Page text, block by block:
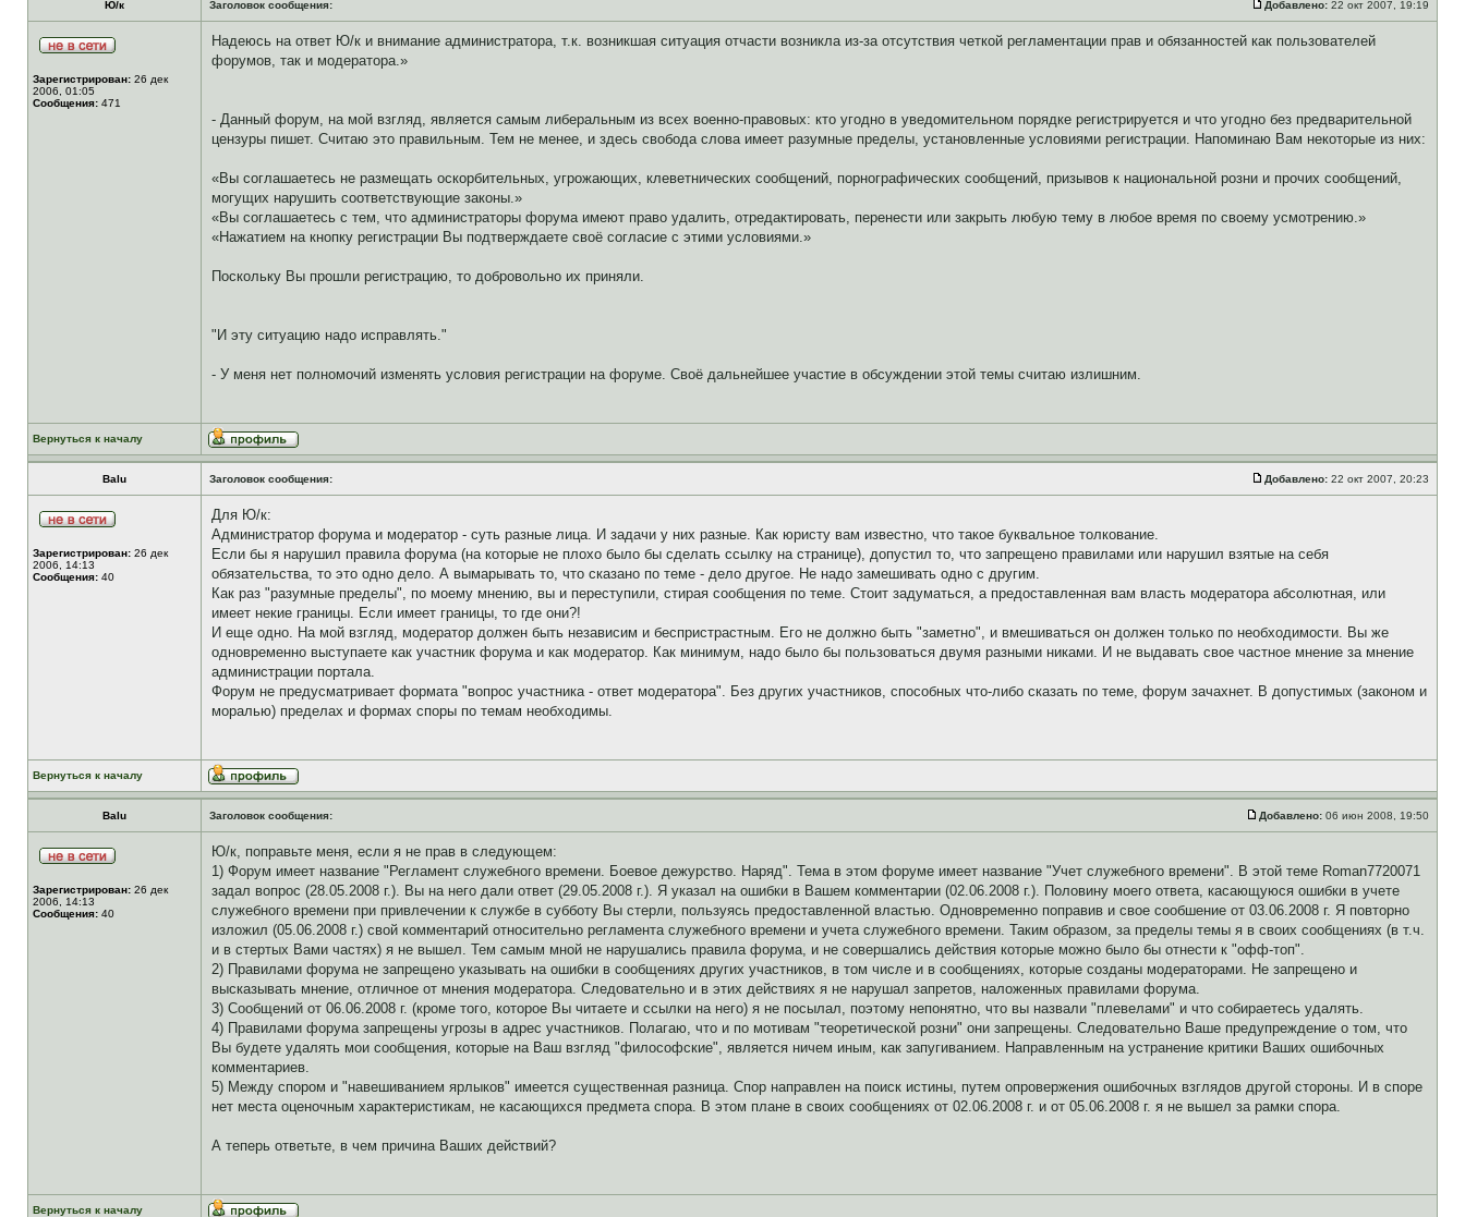
Ю/к Заголовок сообщения: Добавлено: 22 окт 2007, 19:19
Зарегистрирован: 26 дек
2006, 01:05
Сообщения: 471
Надеюсь на ответ Ю/к и внимание администратора, т.к. возникшая ситуация отчасти возникла из-за отсутствия четкой регламентации прав и обязанностей как пользователей
форумов, так и модератора.»
- Данный форум, на мой взгляд, является самым либеральным из всех военно-правовых: кто угодно в уведомительном порядке регистрируется и что угодно без предварительной
цензуры пишет. Считаю это правильным. Тем не менее, и здесь свобода слова имеет разумные пределы, установленные условиями регистрации. Напоминаю Вам некоторые из них:
«Вы соглашаетесь не размещать оскорбительных, угрожающих, клеветнических сообщений, порнографических сообщений, призывов к национальной розни и прочих сообщений,
могущих нарушить соответствующие законы.»
«Вы соглашаетесь с тем, что администраторы форума имеют право удалить, отредактировать, перенести или закрыть любую тему в любое время по своему усмотрению.»
«Нажатием на кнопку регистрации Вы подтверждаете своё согласие с этими условиями.»
Поскольку Вы прошли регистрацию, то добровольно их приняли.
"И эту ситуацию надо исправлять."
- У меня нет полномочий изменять условия регистрации на форуме. Своё дальнейшее участие в обсуждении этой темы считаю излишним.
Вернуться к началу
Balu Заголовок сообщения: Добавлено: 22 окт 2007, 20:23
Зарегистрирован: 26 дек
2006, 14:13
Сообщения: 40
Для Ю/к:
Администратор форума и модератор - суть разные лица. И задачи у них разные. Как юристу вам известно, что такое буквальное толкование.
Если бы я нарушил правила форума (на которые не плохо было бы сделать ссылку на странице), допустил то, что запрещено правилами или нарушил взятые на себя
обязательства, то это одно дело. А вымарывать то, что сказано по теме - дело другое. Не надо замешивать одно с другим.
Как раз "разумные пределы", по моему мнению, вы и переступили, стирая сообщения по теме. Стоит задуматься, а предоставленная вам власть модератора абсолютная, или
имеет некие границы. Если имеет границы, то где они?!
И еще одно. На мой взгляд, модератор должен быть независим и беспристрастным. Его не должно быть "заметно", и вмешиваться он должен только по необходимости. Вы же
одновременно выступаете как участник форума и как модератор. Как минимум, надо было бы пользоваться двумя разными никами. И не выдавать свое частное мнение за мнение
администрации портала.
Форум не предусматривает формата "вопрос участника - ответ модератора". Без других участников, способных что-либо сказать по теме, форум зачахнет. В допустимых (законом и
моралью) пределах и формах споры по темам необходимы.
Вернуться к началу
Balu Заголовок сообщения: Добавлено: 06 июн 2008, 19:50
Зарегистрирован: 26 дек
2006, 14:13
Сообщения: 40
Ю/к, поправьте меня, если я не прав в следующем:
1) Форум имеет название "Регламент служебного времени. Боевое дежурство. Наряд". Тема в этом форуме имеет название "Учет служебного времени". В этой теме Roman7720071
задал вопрос (28.05.2008 г.). Вы на него дали ответ (29.05.2008 г.). Я указал на ошибки в Вашем комментарии (02.06.2008 г.). Половину моего ответа, касающуюся ошибки в учете
служебного времени при привлечении к службе в субботу Вы стерли, пользуясь предоставленной властью. Одновременно поправив и свое сообшение от 03.06.2008 г. Я повторно
изложил (05.06.2008 г.) свой комментарий относительно регламента служебного времени и учета служебного времени. Таким образом, за пределы темы я в своих сообщениях (в т.ч.
и в стертых Вами частях) я не вышел. Тем самым мной не нарушались правила форума, и не совершались действия которые можно было бы отнести к "офф-топ".
2) Правилами форума не запрещено указывать на ошибки в сообщениях других участников, в том числе и в сообщениях, которые созданы модераторами. Не запрещено и
высказывать мнение, отличное от мнения модератора. Следовательно и в этих действиях я не нарушал запретов, наложенных правилами форума.
3) Сообщений от 06.06.2008 г. (кроме того, которое Вы читаете и ссылки на него) я не посылал, поэтому непонятно, что вы назвали "плевелами" и что собираетесь удалять.
4) Правилами форума запрещены угрозы в адрес участников. Полагаю, что и по мотивам "теоретической розни" они запрещены. Следовательно Ваше предупреждение о том, что
Вы будете удалять мои сообщения, которые на Ваш взгляд "философские", является ничем иным, как запугиванием. Направленным на устранение критики Ваших ошибочных
комментариев.
5) Между спором и "навешиванием ярлыков" имеется существенная разница. Спор направлен на поиск истины, путем опровержения ошибочных взглядов другой стороны. И в споре
нет места оценочным характеристикам, не касающихся предмета спора. В этом плане в своих сообщениях от 02.06.2008 г. и от 05.06.2008 г. я не вышел за рамки спора.
А теперь ответьте, в чем причина Ваших действий?
Вернуться к началу